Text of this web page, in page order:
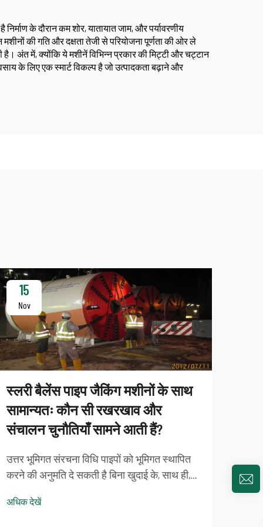
के दौरान कम शोर, यातायात जाम, और पर्यावरणीय
की गति और दक्षता तेजी से परियोजना पूर्णता की ओर ले
अंत में, क्योंकि ये मशीनें विभिन्न प्रकार की मिट्टी और चट्टान
के लिए एक स्मार्ट विकल्प है जो उत्पादकता बढ़ाने और
15
Nov
स्लरी बैलेंस पाइप जैकिंग मशीनों के साथ
सामान्यतः कौन सी रखरखाव और
संचालन चुनौतियाँ सामने आती हैं?
उत्तर भूमिगत संरचना विधि पाइपों को भूमिगत स्थापित
करने की अनुमति दे सकती है बिना खुदाई के, साथ ही,
तकनीक ट्रेंचलेस विकास का एक आवश्यक हिस्सा है।
अधिक देखें